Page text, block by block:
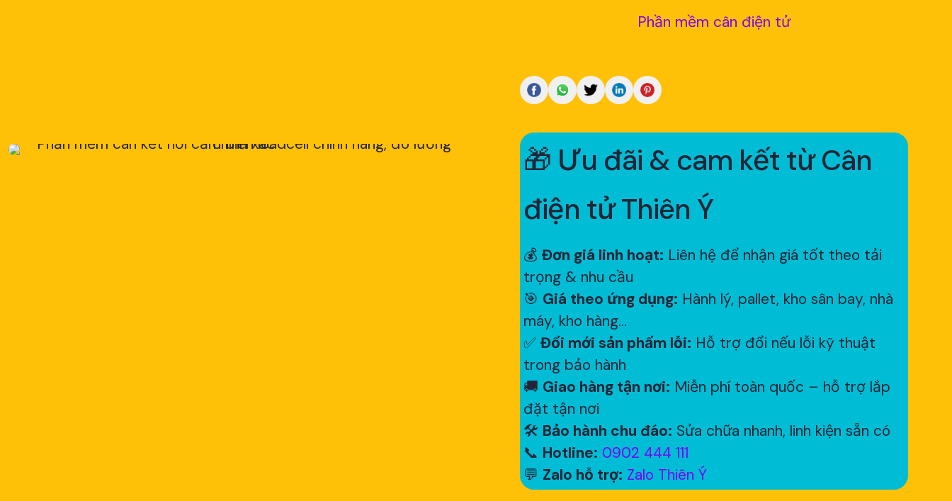
Phần mềm cân điện tử
🎁 Ưu đãi & cam kết từ Cân
điện tử Thiên Ý
💰 Đơn giá linh hoạt: Liên hệ để nhận giá tốt theo tải
trọng & nhu cầu
🎯 Giá theo ứng dụng: Hành lý, pallet, kho sân bay, nhà
máy, kho hàng...
✅ Đổi mới sản phẩm lỗi: Hỗ trợ đổi nếu lỗi kỹ thuật
trong bảo hành
🚚 Giao hàng tận nơi: Miễn phí toàn quốc – hỗ trợ lắp
đặt tận nơi
🛠 Bảo hành chu đáo: Sửa chữa nhanh, linh kiện sẵn có
📞 Hotline: 0902 444 111
💬 Zalo hỗ trợ: Zalo Thiên Ý